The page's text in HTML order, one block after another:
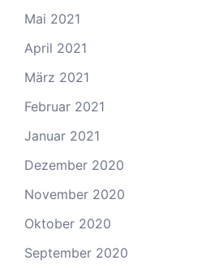
Mai 2021
April 2021
März 2021
Februar 2021
Januar 2021
Dezember 2020
November 2020
Oktober 2020
September 2020